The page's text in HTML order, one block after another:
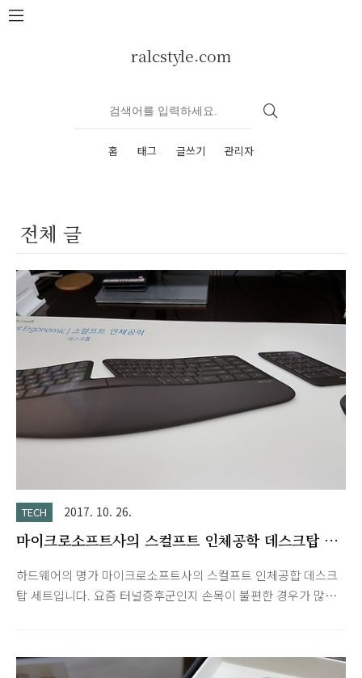
본문 바로가기
ralcstyle.com
홈 태그 글쓰기 관리자
전체 글
TECH 2017. 10. 26.
마이크로소프트사의 스컬프트 인체공학 데스크탑 세
하드웨어의 명가 마이크로소프트사의 스컬프트 인체공합 데스크
탑 세트입니다. 요즘 터널증후군인지 손목이 불편한 경우가 많아
있었네요. 이제 왼손으로 눌러야... 아무튼 다른 불편한 점은 기능